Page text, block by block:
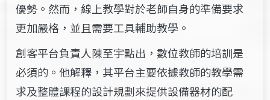
優勢。然而，線上教學對於老師自身的準備要求
更加嚴格，並且需要工具輔助教學。
創客平台負責人陳至宇點出，數位教師的培訓是
必須的。他解釋，其平台主要依據教師的教學需
求及整體課程的設計規劃來提供設備器材的配